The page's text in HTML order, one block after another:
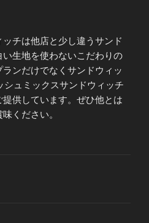
チは他店と少し違うサンド
生地を使わないこだわりの
ンだけでなくサンドウィッ
ュミックスサンドウィッチ
供しています。ぜひ他とは
ください。